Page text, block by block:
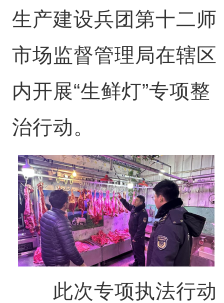
生产建设兵团第十二师
市场监督管理局在辖区
内开展“生鲜灯”专项整
治行动。
此次专项执法行动